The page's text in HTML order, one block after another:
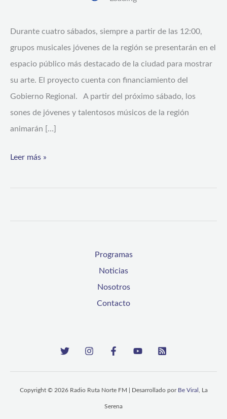
Durante cuatro sábados, siempre a partir de las 12:00,
grupos musicales jóvenes de la región se presentarán en el
espacio público más destacado de la ciudad para mostrar
su arte. El proyecto cuenta con financiamiento del
Gobierno Regional. A partir del próximo sábado, los
sones de jóvenes y talentosos músicos de la región
animarán […]
de
Serena
Leer más »
Programas
Noticias
Nosotros
Contacto
Copyright © 2026 Radio Ruta Norte FM | Desarrollado por Be Viral , La
Serena